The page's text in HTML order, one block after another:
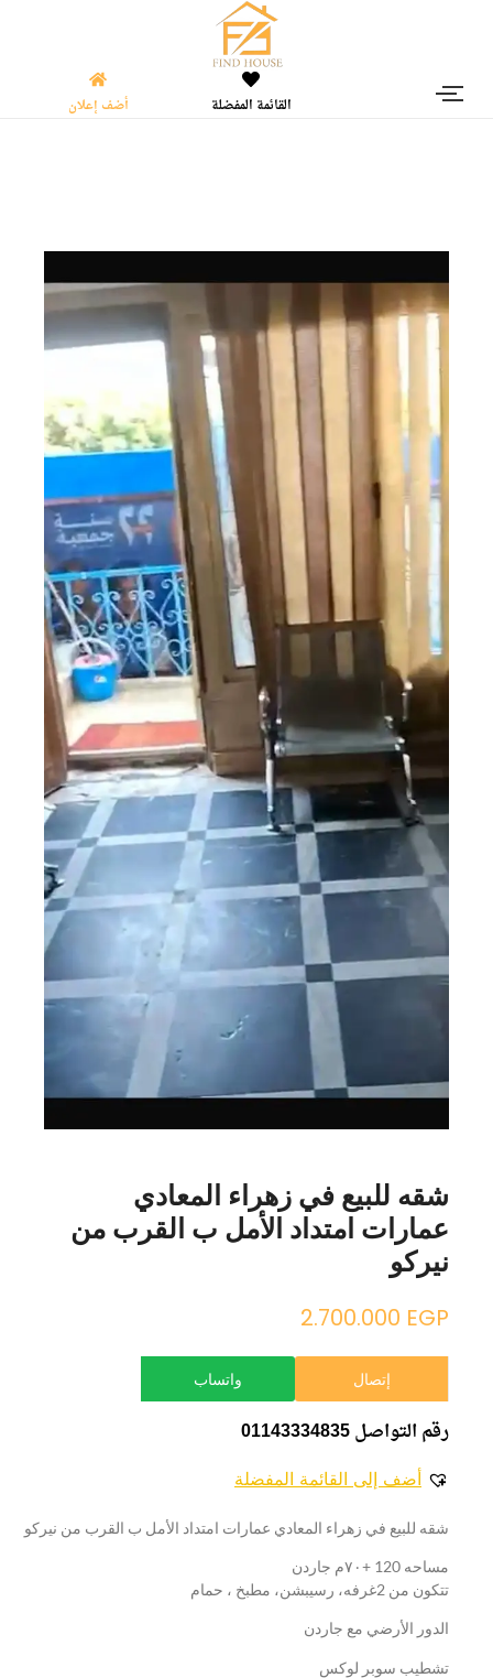
القائمة المفضلة أضف إعلان
شقه للبيع في زهراء المعادي
عمارات امتداد الأمل ب القرب من
نيركو
2.700.000 EGP
إتصال واتساب
رقم التواصل 01143334835
أضف إلى القائمة المفضلة
شقه للبيع في زهراء المعادي عمارات امتداد الأمل ب القرب من نيركو
مساحه 120 +٧٠م جاردن
تتكون من 2غرفه، رسيبشن، مطبخ ، حمام
الدور الأرضي مع جاردن
تشطيب سوبر لوكس